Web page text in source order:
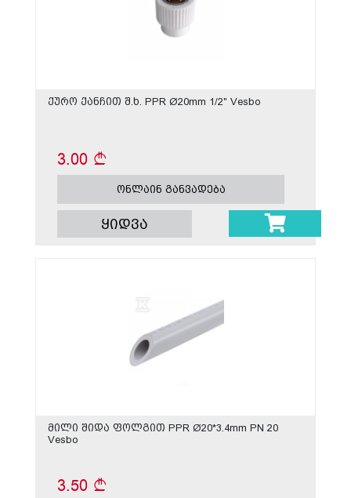
ქურო ქანჩით შ.ხ. PPR Ø20mm 1/2" Vesbo
3.00
ონლაინ განვადება
ყიდვა
მილი შიდა ფოლგით PPR Ø20*3.4mm PN 20
Vesbo
3.50